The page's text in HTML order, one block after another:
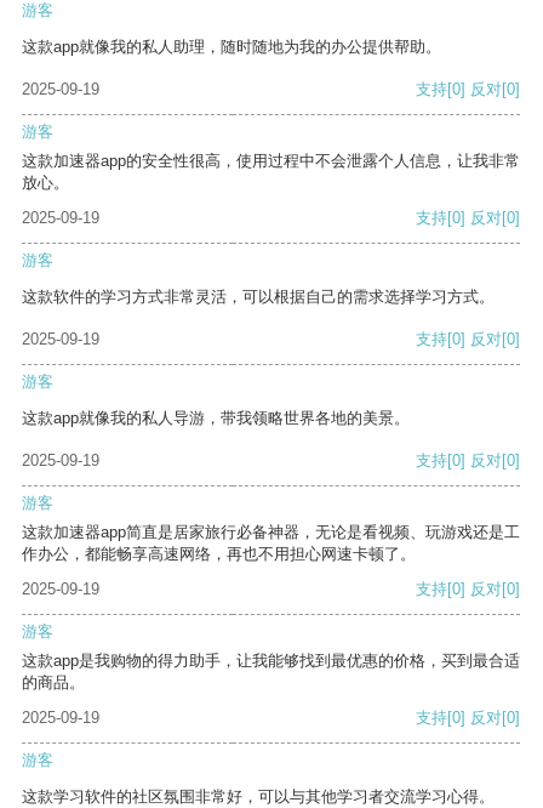
游客
这款app就像我的私人助理，随时随地为我的办公提供帮助。
2025-09-19 支持[0] 反对[0]
游客
这款加速器app的安全性很高，使用过程中不会泄露个人信息，让我非常
放心。
2025-09-19
支持[0] 反对[0]
游客
这款软件的学习方式非常灵活，可以根据自己的需求选择学习方式。
2025-09-19 支持[0] 反对[0]
游客
这款app就像我的私人导游，带我领略世界各地的美景。
2025-09-19 支持[0] 反对[0]
游客
这款加速器app简直是居家旅行必备神器，无论是看视频、玩游戏还是工
作办公，都能畅享高速网络，再也不用担心网速卡顿了。
2025-09-19
支持[0] 反对[0]
游客
这款app是我购物的得力助手，让我能够找到最优惠的价格，买到最合适
的商品。
2025-09-19
支持[0] 反对[0]
游客
这款学习软件的社区氛围非常好，可以与其他学习者交流学习心得。